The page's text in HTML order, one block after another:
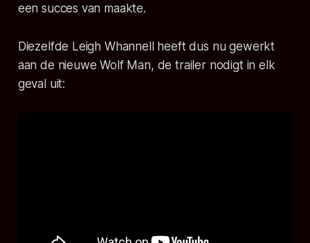
een succes van maakte.
Diezelfde Leigh Whannell heeft dus nu gewerkt
aan de nieuweWolf Man, de trailer nodigt in elk
geval uit: